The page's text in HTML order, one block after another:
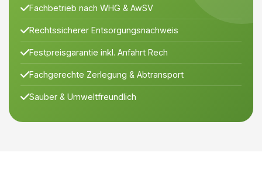
Fachbetrieb nach WHG & AwSV
Rechtssicherer Entsorgungsnachweis
Festpreisgarantie inkl. Anfahrt Rech
Fachgerechte Zerlegung & Abtransport
Sauber & Umweltfreundlich